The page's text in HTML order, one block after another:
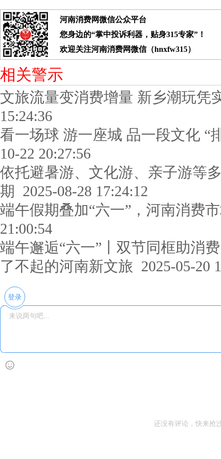
河南消费网微信公众平台
您身边的“掌中投诉利器，贴身315专家”！
欢迎关注河南消费网微信（hnxfw315）
相关警示
文旅流量变消费增量 新乡潮玩凭
15:24:36
看一场球 游一座城 品一段文化 “
10-22 20:27:56
依托避暑游、文化游、亲子游等
期 2025-08-28 17:24:12
端午假期叠加“六一”，河南消费
21:00:54
端午邂逅“六一”丨双节同框助消费
了不起的河南新文旅 2025-05-20
登录
还没有评论，快来抢